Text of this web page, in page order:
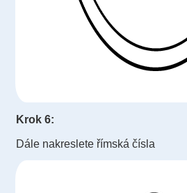
Krok 6:
Dále nakreslete římská čísla